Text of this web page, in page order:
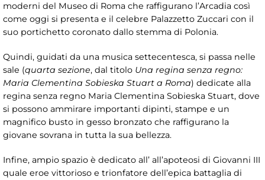
moderni del Museo di Roma che raffigurano l’Arcadia così
come oggi si presenta e il celebre Palazzetto Zuccari con il
suo portichetto coronato dallo stemma di Polonia.
Quindi, guidati da una musica settecentesca, si passa nelle
sale (quarta sezione, dal titolo Una regina senza regno:
Maria Clementina Sobieska Stuart a Roma) dedicate alla
regina senza regno Maria Clementina Sobieska Stuart, dove
si possono ammirare importanti dipinti, stampe e un
magnifico busto in gesso bronzato che raffigurano la
giovane sovrana in tutta la sua bellezza.
Infine, ampio spazio è dedicato all’ all’apoteosi di Giovanni III
quale eroe vittorioso e trionfatore dell’epica battaglia di